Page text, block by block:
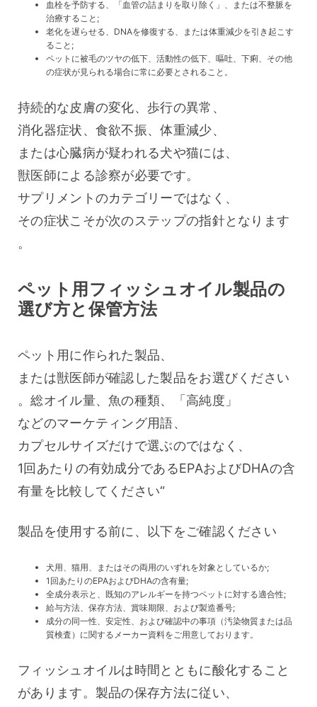
血栓を予防する、「血管の詰まりを取り除く」、または不整脈を
治療すること;
老化を遅らせる、DNAを修復する、または体重減少を引き起こす
ること;
ペットに被毛のツヤの低下、活動性の低下、嘔吐、下痢、その他
の症状が見られる場合に常に必要とされること。
持続的な皮膚の変化、歩行の異常、
消化器症状、食欲不振、体重減少、
または心臓病が疑われる犬や猫には、
獣医師による診察が必要です。
サプリメントのカテゴリーではなく、
その症状こそが次のステップの指針となります
。
ペット用フィッシュオイル製品の
選び方と保管方法
ペット用に作られた製品、
または獣医師が確認した製品をお選びください
。総オイル量、魚の種類、「高純度」
などのマーケティング用語、
カプセルサイズだけで選ぶのではなく、
1回あたりの有効成分であるEPAおよびDHAの含
有量を比較してください“
製品を使用する前に、以下をご確認ください
犬用、猫用、またはその両用のいずれを対象としているか;
1回あたりのEPAおよびDHAの含有量;
全成分表示と、既知のアレルギーを持つペットに対する適合性;
給与方法、保存方法、賞味期限、および製造番号;
成分の同一性、安定性、および確認中の事項（汚染物質または品
質検査）に関するメーカー資料をご用意しております。
フィッシュオイルは時間とともに酸化すること
があります。製品の保存方法に従い、